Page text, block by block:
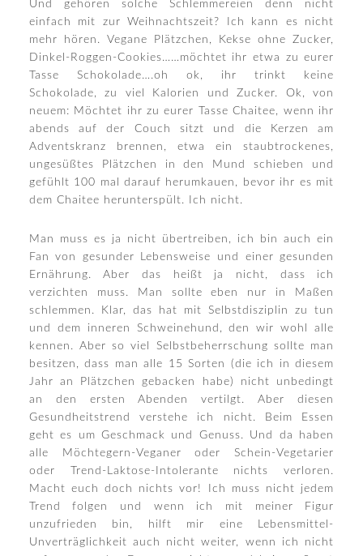
Und gehören solche Schlemmereien denn nicht
einfach mit zur Weihnachtszeit? Ich kann es nicht
mehr hören. Vegane Plätzchen, Kekse ohne Zucker,
Dinkel-Roggen-Cookies……möchtet ihr etwa zu eurer
Tasse Schokolade….oh ok, ihr trinkt keine
Schokolade, zu viel Kalorien und Zucker. Ok, von
neuem: Möchtet ihr zu eurer Tasse Chaitee, wenn ihr
abends auf der Couch sitzt und die Kerzen am
Adventskranz brennen, etwa ein staubtrockenes,
ungesüßtes Plätzchen in den Mund schieben und
gefühlt 100 mal darauf herumkauen, bevor ihr es mit
dem Chaitee herunterspült. Ich nicht.
Man muss es ja nicht übertreiben, ich bin auch ein
Fan von gesunder Lebensweise und einer gesunden
Ernährung. Aber das heißt ja nicht, dass ich
verzichten muss. Man sollte eben nur in Maßen
schlemmen. Klar, das hat mit Selbstdisziplin zu tun
und dem inneren Schweinehund, den wir wohl alle
kennen. Aber so viel Selbstbeherrschung sollte man
besitzen, dass man alle 15 Sorten (die ich in diesem
Jahr an Plätzchen gebacken habe) nicht unbedingt
an den ersten Abenden vertilgt. Aber diesen
Gesundheitstrend verstehe ich nicht. Beim Essen
geht es um Geschmack und Genuss. Und da haben
alle Möchtegern-Veganer oder Schein-Vegetarier
oder Trend-Laktose-Intolerante nichts verloren.
Macht euch doch nichts vor! Ich muss nicht jedem
Trend folgen und wenn ich mit meiner Figur
unzufrieden bin, hilft mir eine Lebensmittel-
Unverträglichkeit auch nicht weiter, wenn ich nicht